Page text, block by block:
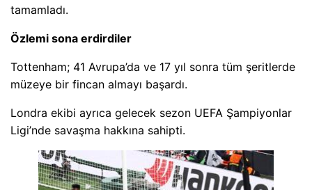
tamamladı.
Özlemi sona erdirdiler
Tottenham; 41 Avrupa’da ve 17 yıl sonra tüm şeritlerde
müzeye bir fincan almayı başardı.
Londra ekibi ayrıca gelecek sezon UEFA Şampiyonlar
Ligi’nde savaşma hakkına sahipti.